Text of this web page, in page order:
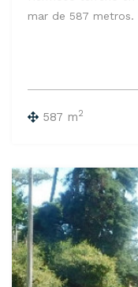
mar de 587 metros.
587 m2